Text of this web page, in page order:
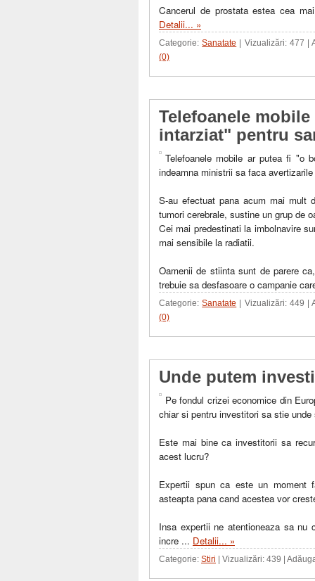
Cancerul de prostata estea cea
Detalii... »
Categorie:Sanatate | Vizualizări: 477 |
(0)
Telefoanele
intarziat" pentru
Telefoanele mobile ar putea fi "o
indeamna ministrii sa faca
S-au efectuat pana acum mai mult
tumori cerebrale, sustine un grup de
Cei mai predestinati la imbolnavire
mai sensibile la radiatii.
Oamenii de stiinta sunt de parere
trebuie sa desfasoare o campanie
Categorie:Sanatate | Vizualizări: 449 |
(0)
Unde putem
Pe fondul crizei economice din
chiar si pentru investitori sa stie unde
Este mai bine ca investitorii sa
acest lucru?
Expertii spun ca este un moment
asteapta pana cand acestea vor
Insa expertii ne atentioneaza sa nu
incre ... Detalii... »
Categorie: Stiri | Vizualizări: 439 |